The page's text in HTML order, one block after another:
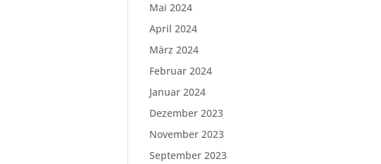
Mai 2024
April 2024
März 2024
Februar 2024
Januar 2024
Dezember 2023
November 2023
September 2023